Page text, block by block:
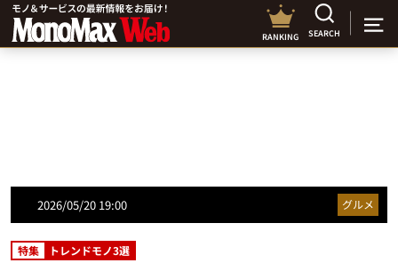
RANKING SEARCH
2026/05/20 19:00 グルメ
特集 トレンドモノ3選